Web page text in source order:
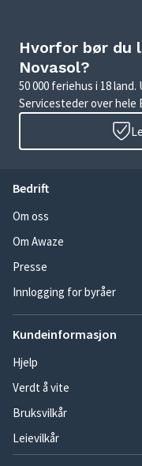
Hvorfor bør du
Novasol?
50 000 feriehus i 18
Servicesteder over hele
Bedrift
Om oss
Om Awaze
Presse
Innlogging for byråer
Kundeinformasjon
Hjelp
Verdt å vite
Bruksvilkår
Leievilkår